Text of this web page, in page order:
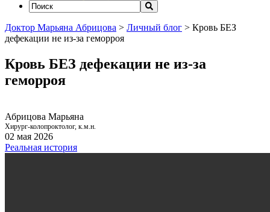
Доктор Марьяна Абрицова > Личный блог > Кровь БЕЗ
дефекации не из-за геморроя
Кровь БЕЗ дефекации не из-за
геморроя
Абрицова Марьяна
Хирург-колопроктолог, к.м.н.
02 мая 2026
Реальная история